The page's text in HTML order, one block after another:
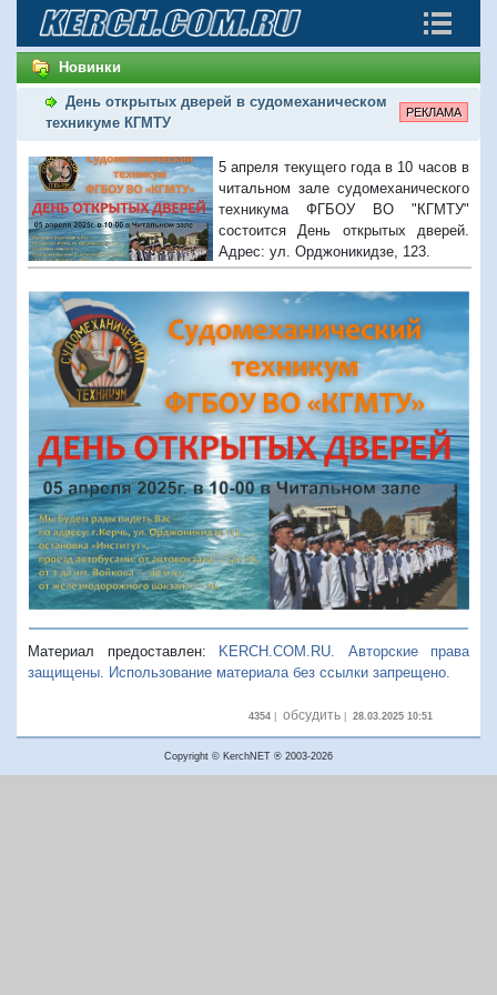
Новинки
День открытых дверей в судомеханическом
техникуме КГМТУ
РЕКЛАМА
5 апреля текущего года в 10 часов в
читальном зале судомеханического
техникума ФГБОУ ВО "КГМТУ"
состоится День открытых дверей.
Адрес: ул. Орджоникидзе, 123.
Материал предоставлен: KERCH.COM.RU. Авторские права
защищены. Использование материала без ссылки запрещено.
4354| обсудить| 28.03.2025 10:51
Copyright © KerchNET ® 2003-2026